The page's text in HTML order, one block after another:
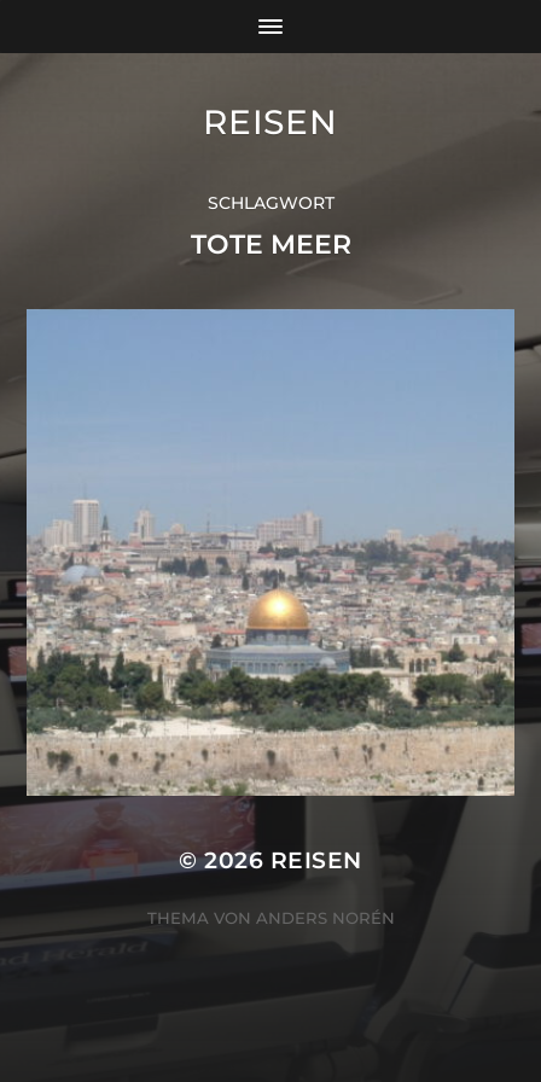
REISEN
SCHLAGWORT
TOTE MEER
© 2026 REISEN
THEMA VON ANDERS NORÉN